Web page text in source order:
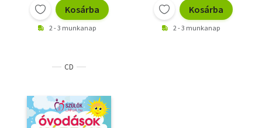
Kosárba
2 - 3 munkanap
Kosárba
2 - 3 munkanap
CD